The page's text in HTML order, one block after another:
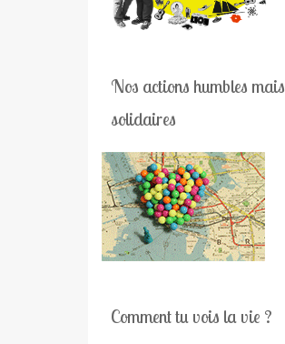
Nos actions humbles mais
solidaires
Comment tu vois la vie ?